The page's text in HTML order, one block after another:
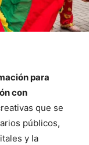
para
con
que se
públicos,
y la